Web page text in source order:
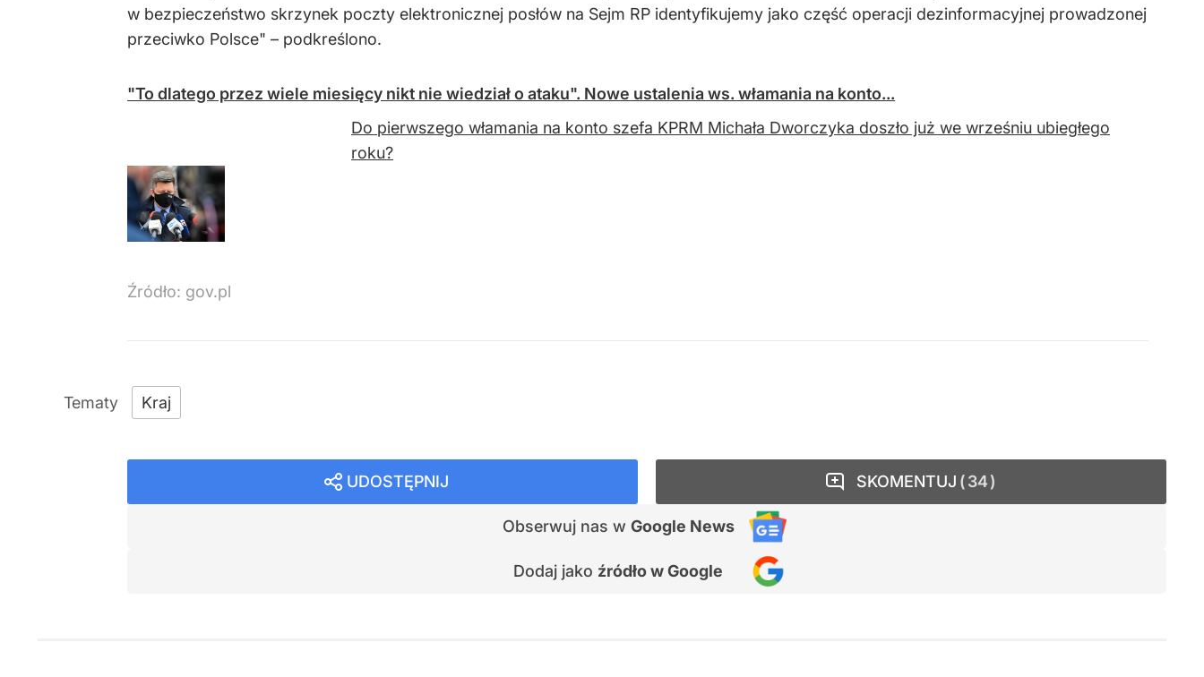
w bezpieczeństwo skrzynek poczty elektronicznej posłów na Sejm RP identyfikujemy jako część operacji dezinformacyjnej prowadzonej
przeciwko Polsce" – podkreślono.
"To dlatego przez wiele miesięcy nikt nie wiedział o ataku". Nowe ustalenia ws. włamania na konto...
Do pierwszego włamania na konto szefa KPRM Michała Dworczyka doszło już we wrześniu ubiegłego
roku?
Źródło: gov.pl
Kraj
UDOSTĘPNIJ
Obserwuj nas w Google News
Dodaj jako źródło w Google
SKOMENTUJ 34